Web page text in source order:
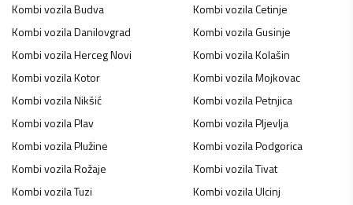
Kombi vozilaBudva Kombi vozilaCetinje
Kombi vozilaDanilovgrad Kombi vozilaGusinje
Kombi vozilaHerceg Novi Kombi vozilaKolašin
Kombi vozilaKotor Kombi vozilaMojkovac
Kombi vozilaNikšić Kombi vozilaPetnjica
Kombi vozilaPlav Kombi vozilaPljevlja
Kombi vozilaPlužine Kombi vozilaPodgorica
Kombi vozilaRožaje Kombi vozilaTivat
Kombi vozilaTuzi Kombi vozilaUlcinj